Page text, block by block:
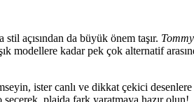
açısından da büyük önem taşır.
modellere kadar pek çok alternatif
ister canlı ve dikkat çekici
plajda fark yaratmaya hazır olun!